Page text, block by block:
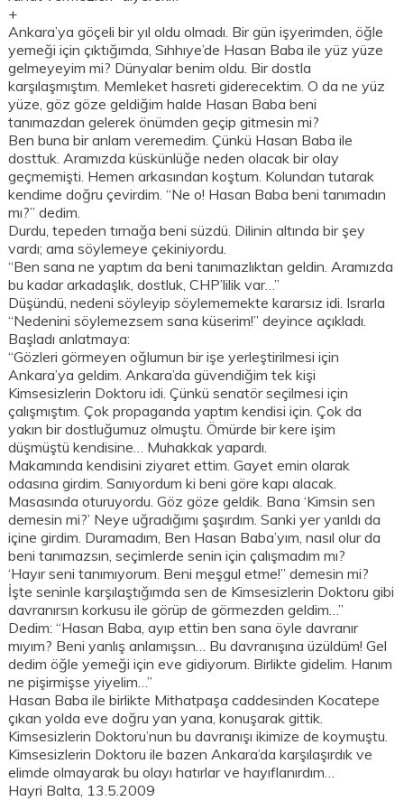
+
Ankara’ya göçeli bir yıl oldu olmadı. Bir gün işyerimden, öğle
yemeği için çıktığımda, Sıhhıye’de Hasan Baba ile yüz yüze
gelmeyeyim mi? Dünyalar benim oldu. Bir dostla
karşılaşmıştım. Memleket hasreti giderecektim. O da ne yüz
yüze, göz göze geldiğim halde Hasan Baba beni
tanımazdan gelerek önümden geçip gitmesin mi?
Ben buna bir anlam veremedim. Çünkü Hasan Baba ile
dosttuk. Aramızda küskünlüğe neden olacak bir olay
geçmemişti. Hemen arkasından koştum. Kolundan tutarak
kendime doğru çevirdim. “Ne o! Hasan Baba beni tanımadın
mı?” dedim.
Durdu, tepeden tırnağa beni süzdü. Dilinin altında bir şey
vardı; ama söylemeye çekiniyordu.
“Ben sana ne yaptım da beni tanımazlıktan geldin. Aramızda
bu kadar arkadaşlık, dostluk, CHP’lilik var…”
Düşündü, nedeni söyleyip söylememekte kararsız idi. Israrla
“Nedenini söylemezsem sana küserim!” deyince açıkladı.
Başladı anlatmaya:
“Gözleri görmeyen oğlumun bir işe yerleştirilmesi için
Ankara’ya geldim. Ankara’da güvendiğim tek kişi
Kimsesizlerin Doktoru idi. Çünkü senatör seçilmesi için
çalışmıştım. Çok propaganda yaptım kendisi için. Çok da
yakın bir dostluğumuz olmuştu. Ömürde bir kere işim
düşmüştü kendisine… Muhakkak yapardı.
Makamında kendisini ziyaret ettim. Gayet emin olarak
odasına girdim. Sanıyordum ki beni göre kapı alacak.
Masasında oturuyordu. Göz göze geldik. Bana ‘Kimsin sen
demesin mi?’ Neye uğradığımı şaşırdım. Sanki yer yarıldı da
içine girdim. Duramadım, Ben Hasan Baba’yım, nasıl olur da
beni tanımazsın, seçimlerde senin için çalışmadım mı?
‘Hayır seni tanımıyorum. Beni meşgul etme!” demesin mi?
İşte seninle karşılaştığımda sen de Kimsesizlerin Doktoru gibi
davranırsın korkusu ile görüp de görmezden geldim…”
Dedim: “Hasan Baba, ayıp ettin ben sana öyle davranır
mıyım? Beni yanlış anlamışsın… Bu davranışına üzüldüm! Gel
dedim öğle yemeği için eve gidiyorum. Birlikte gidelim. Hanım
ne pişirmişse yiyelim…”
Hasan Baba ile birlikte Mithatpaşa caddesinden Kocatepe
çıkan yolda eve doğru yan yana, konuşarak gittik.
Kimsesizlerin Doktoru’nun bu davranışı ikimize de koymuştu.
Kimsesizlerin Doktoru ile bazen Ankara’da karşılaşırdık ve
elimde olmayarak bu olayı hatırlar ve hayıflanırdım…
Hayri Balta, 13.5.2009